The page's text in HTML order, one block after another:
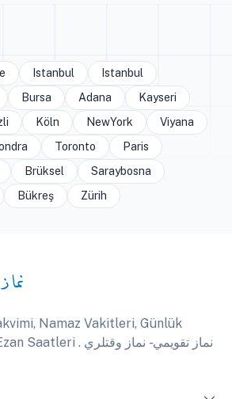
Istanbul
Istanbul
Bursa Adana
Kayseri
Köln NewYork
Viyana
Toronto
Paris
Brüksel
Saraybosna
Bükreş Zürih
Namaz Vakitleri, Günlük
Haftalık ve Aylık Ezan Saatleri . نماز تقويمي - نماز وقتلري